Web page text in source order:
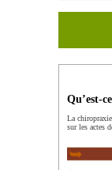
Qu’est-
La
sur les actes